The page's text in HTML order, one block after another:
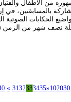
من الأطفال
المشاركة
الحكايات الصوتية
نصف شهر من الزمن
102030
«
3132333435
»